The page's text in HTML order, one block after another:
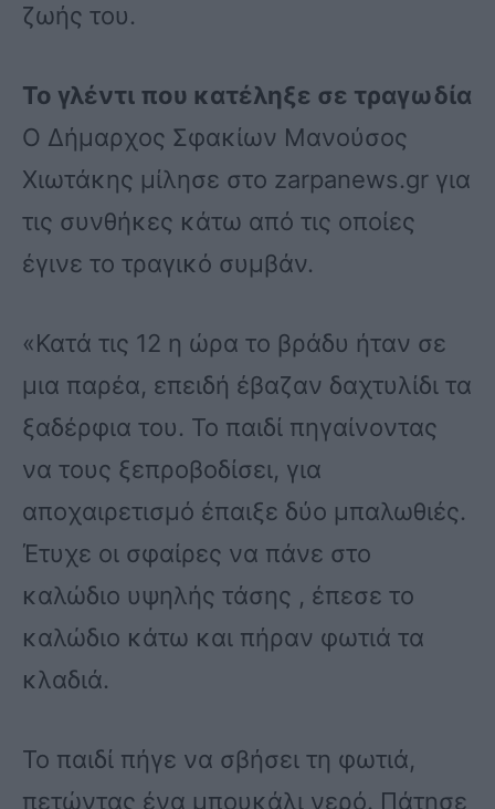
ζωής του.
Το γλέντι που κατέληξε σε τραγωδία
Ο Δήμαρχος Σφακίων Μανούσος
Χιωτάκης μίλησε στο zarpanews.gr για
τις συνθήκες κάτω από τις οποίες
έγινε το τραγικό συμβάν.
«Κατά τις 12 η ώρα το βράδυ ήταν σε
μια παρέα, επειδή έβαζαν δαχτυλίδι τα
ξαδέρφια του. Το παιδί πηγαίνοντας
να τους ξεπροβοδίσει, για
αποχαιρετισμό έπαιξε δύο μπαλωθιές.
Έτυχε οι σφαίρες να πάνε στο
καλώδιο υψηλής τάσης , έπεσε το
καλώδιο κάτω και πήραν φωτιά τα
κλαδιά.
Το παιδί πήγε να σβήσει τη φωτιά,
πετώντας ένα μπουκάλι νερό. Πάτησε